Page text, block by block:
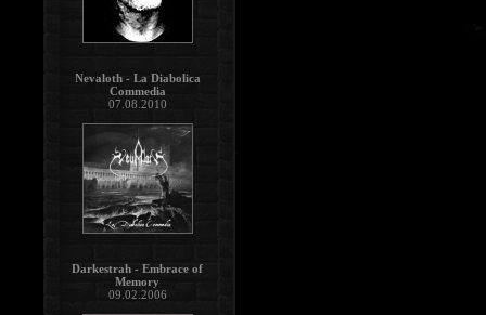
Nevaloth - La Diabolica
Commedia
07.08.2010
Darkestrah - Embrace of
Memory
09.02.2006